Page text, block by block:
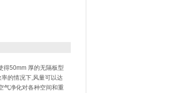
得50mm 厚的无隔板型
的情况下,风量可以达
气净化对各种空间和重